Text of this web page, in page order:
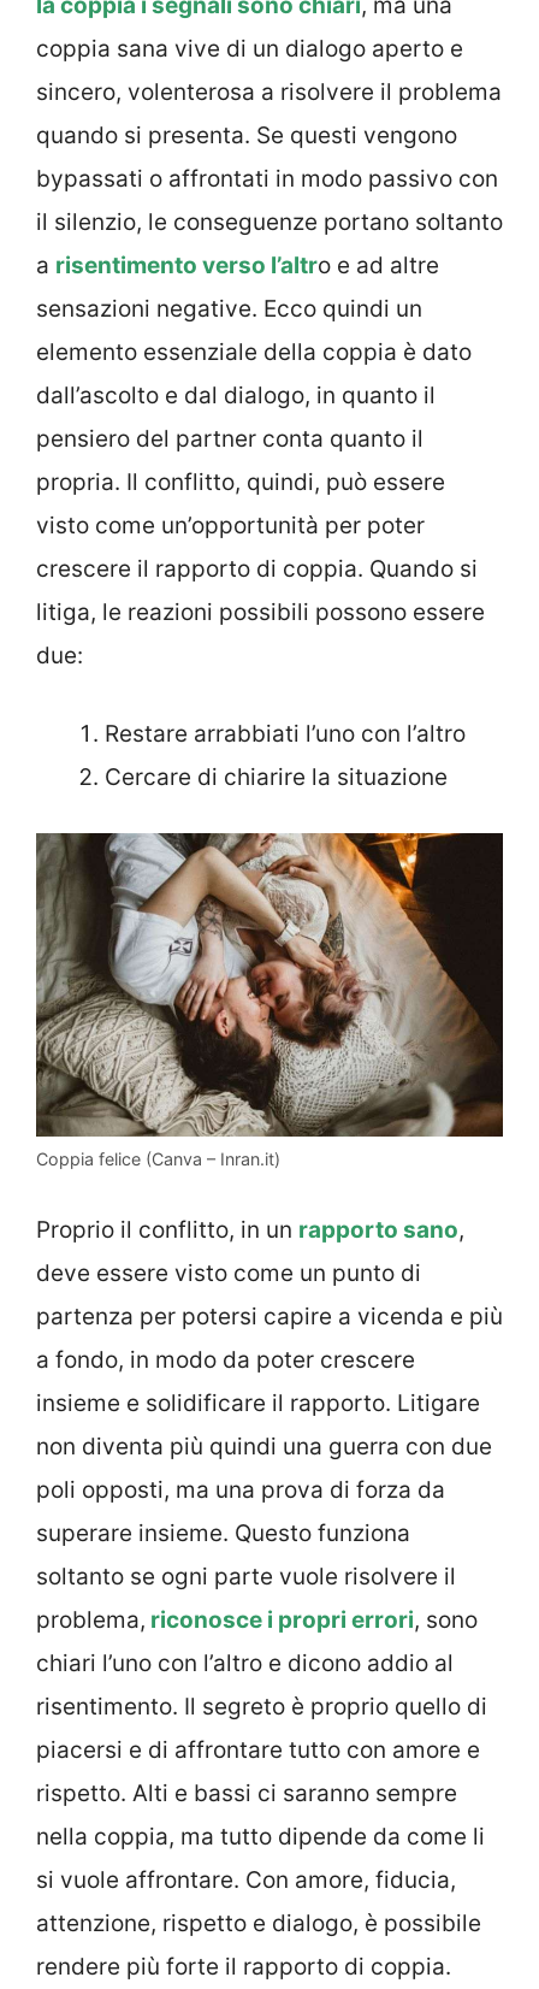
la coppia i segnali sono chiari, ma una
coppia sana vive di un dialogo aperto e
sincero, volenterosa a risolvere il problema
quando si presenta. Se questi vengono
bypassati o affrontati in modo passivo con
il silenzio, le conseguenze portano soltanto
a risentimento verso l’altro e ad altre
sensazioni negative. Ecco quindi un
elemento essenziale della coppia è dato
dall’ascolto e dal dialogo, in quanto il
pensiero del partner conta quanto il
propria. Il conflitto, quindi, può essere
visto come un’opportunità per poter
crescere il rapporto di coppia. Quando si
litiga, le reazioni possibili possono essere
due:
Restare arrabbiati l’uno con l’altro
Cercare di chiarire la situazione
Coppia felice (Canva – Inran.it)
Proprio il conflitto, in un rapporto sano,
deve essere visto come un punto di
partenza per potersi capire a vicenda e più
a fondo, in modo da poter crescere
insieme e solidificare il rapporto. Litigare
non diventa più quindi una guerra con due
poli opposti, ma una prova di forza da
superare insieme. Questo funziona
soltanto se ogni parte vuole risolvere il
problema, riconosce i propri errori, sono
chiari l’uno con l’altro e dicono addio al
risentimento. Il segreto è proprio quello di
piacersi e di affrontare tutto con amore e
rispetto. Alti e bassi ci saranno sempre
nella coppia, ma tutto dipende da come li
si vuole affrontare. Con amore, fiducia,
attenzione, rispetto e dialogo, è possibile
rendere più forte il rapporto di coppia.